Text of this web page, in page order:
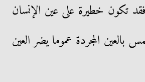
تكون خطيرة على عين الإنسان
بالعين المجردة عموما يضر العين